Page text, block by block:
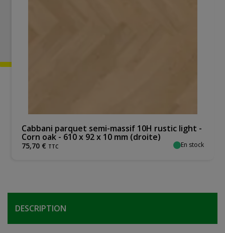
Cabbani parquet semi-massif 10H rustic light -
Corn oak - 610 x 92 x 10 mm (droite)
75,70€ TTC En stock
DESCRIPTION